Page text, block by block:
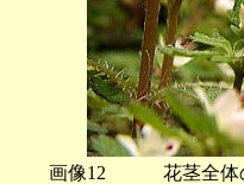
画像12 花茎全体の